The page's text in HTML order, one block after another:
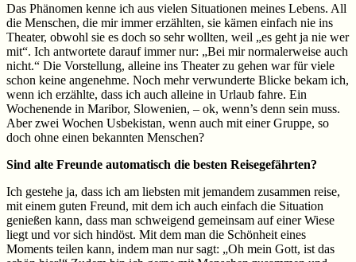
Das Phänomen kenne ich aus vielen Situationen meines Lebens. All
die Menschen, die mir immer erzählten, sie kämen einfach nie ins
Theater, obwohl sie es doch so sehr wollten, weil „es geht ja nie wer
mit“. Ich antwortete darauf immer nur: „Bei mir normalerweise auch
nicht.“ Die Vorstellung, alleine ins Theater zu gehen war für viele
schon keine angenehme. Noch mehr verwunderte Blicke bekam ich,
wenn ich erzählte, dass ich auch alleine in Urlaub fahre. Ein
Wochenende in Maribor, Slowenien, – ok, wenn’s denn sein muss.
Aber zwei Wochen Usbekistan, wenn auch mit einer Gruppe, so
doch ohne einen bekannten Menschen?
Sind alte Freunde automatisch die besten Reisegefährten?
Ich gestehe ja, dass ich am liebsten mit jemandem zusammen reise,
mit einem guten Freund, mit dem ich auch einfach die Situation
genießen kann, dass man schweigend gemeinsam auf einer Wiese
liegt und vor sich hindöst. Mit dem man die Schönheit eines
Moments teilen kann, indem man nur sagt: „Oh mein Gott, ist das